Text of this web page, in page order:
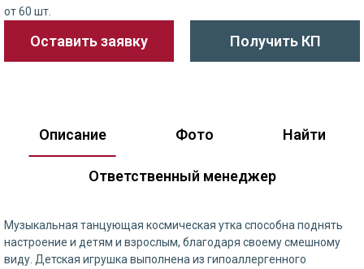
от 60 шт.
Оставить заявку Получить КП
Описание Фото Найти
Ответственный менеджер
Музыкальная танцующая космическая утка способна поднять
настроение и детям и взрослым, благодаря своему смешному
виду. Детская игрушка выполнена из гипоаллергенного